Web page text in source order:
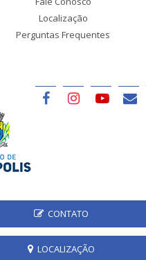
Localização
Perguntas Frequentes
CONTATO
LOCALIZAÇÃO